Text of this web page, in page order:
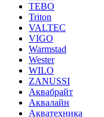
TEBO
Triton
VALTEC
VIGO
Warmstad
Wester
WILO
ZANUSSI
Аквабрайт
Аквалайн
Акватехника